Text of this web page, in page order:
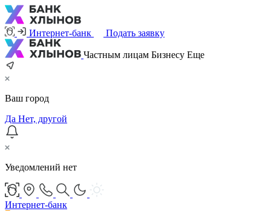
Интернет-банк Подать заявку
Частным лицам Бизнесу Еще
Ваш город
Да Нет, другой
Уведомлений нет
Интернет-банк